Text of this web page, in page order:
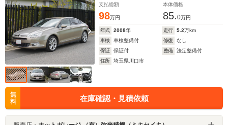
支払総額
98万円
本体価格
85.0万円
年式 2008年 走行 5.2万km
車検
車検整備付 修復
なし
保証
保証付 整備
法定整備付
住所
埼玉県川口市
無
料
在庫確認・見積依頼